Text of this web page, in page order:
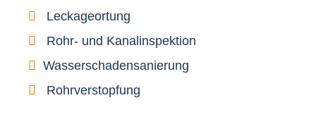
Leckageortung
Rohr- und Kanalinspektion
Wasserschadensanierung
Rohrverstopfung